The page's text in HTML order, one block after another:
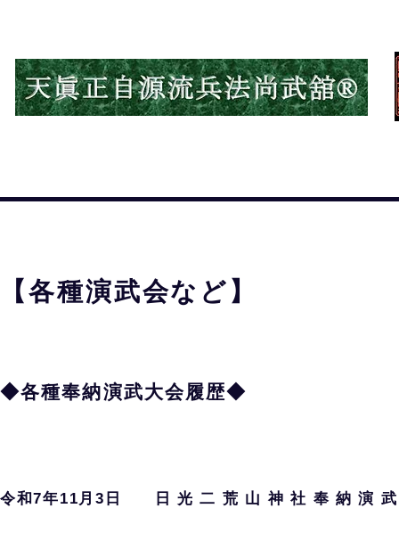
【各種演武会など】
◆各種奉納演武大会履歴◆
令和7年11月3日 日 光 二 荒 山 神 社 奉 納 演